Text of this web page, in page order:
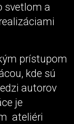
svetlom a
prístupom
kde sú
autorov
je
ateliéri